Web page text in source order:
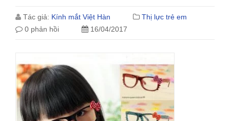
Tác giả: Kính mắt Việt Hàn
Thị lực trẻ em
0 phản hồi
16/04/2017